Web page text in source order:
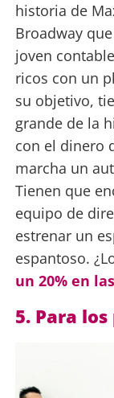
historia de
Broadway
joven
ricos con un
su objetivo,
grande de la
con el dinero
marcha un
Tienen que
equipo de
estrenar un
espantoso.
un 20% en
5. Para